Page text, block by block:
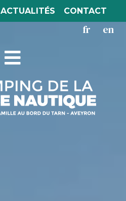
ACTUALITÉS CONTACT
fr en